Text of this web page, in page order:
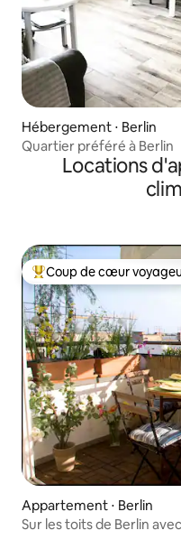
Hébergement ⋅ Berlin
Quartier préféré à Berlin
Locations
Coups de cœur
Coup de cœur
Appartement ⋅ Berlin
Sur les toits de Berlin